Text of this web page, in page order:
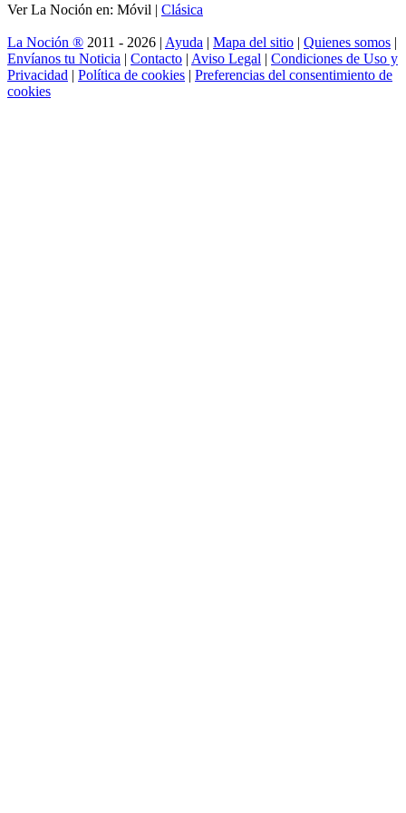
Ver La Noción en: Móvil | Clásica
La Noción ® 2011 - 2026 | Ayuda | Mapa del sitio | Quienes somos |
Envíanos tu Noticia | Contacto | Aviso Legal | Condiciones de Uso y
Privacidad | Política de cookies | Preferencias del consentimiento de
cookies